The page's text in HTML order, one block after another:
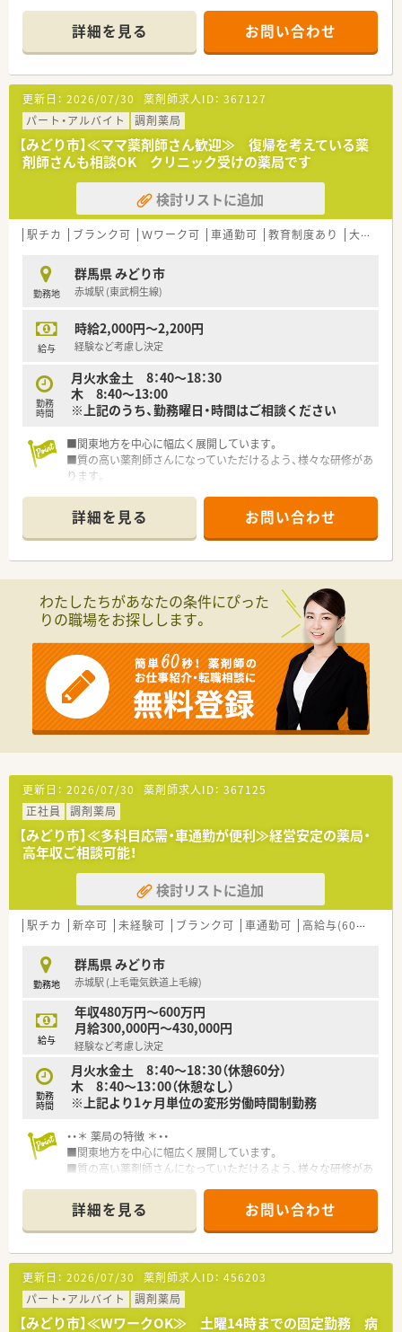
■栃木県を中心に展開し、今後も店舗拡大計画があります。
■借り上げ社宅制度・住宅手当等福利厚生が充実しており、社員
を大切にしている企業です。
■地域密着型の調剤薬局として地域活動やイベント開催に力を
入れています。
■新卒の受け入れも積極的にしており、社内の風通しもよく働き
やすい社風です。
■働き方に制限のある薬剤師さん向けに準社員制度もあります
ので、気になる方はお気軽にお問合せ下さい！
詳細を見る お問い合わせ
更新日： 2026/07/30 薬剤師求人ID： 367127
パート・アルバイト
調剤薬局
【みどり市】≪ママ薬剤師さん歓迎≫ 復帰を考えている薬
剤師さんも相談OK クリニック受けの薬局です
検討リストに追加
駅チカ ブランク可 Ｗワーク可 車通勤可 教育制度あり 大手チェーン以外
勤務地
群馬県 みどり市
赤城駅 (東武桐生線)
給与
時給2,000円～2,200円
経験など考慮し決定
勤務
時間
月火水金土 8：40～18：30
木 8:40～13:00
※上記のうち、勤務曜日・時間はご相談ください
■関東地方を中心に幅広く展開しています。
■質の高い薬剤師さんになっていただけるよう、様々な研修があ
ります。
詳細を見る お問い合わせ
わたしたちがあなたの条件にぴった
りの職場をお探しします。
更新日： 2026/07/30 薬剤師求人ID： 367125
正社員
調剤薬局
【みどり市】≪多科目応需・車通勤が便利≫経営安定の薬局・
高年収ご相談可能！
検討リストに追加
駅チカ 新卒可 未経験可 ブランク可 車通勤可 高給与(600万円以上)
勤務地
群馬県 みどり市
赤城駅 (上毛電気鉄道上毛線)
給与
年収480万円～600万円
月給300,000円～430,000円
経験など考慮し決定
勤務
時間
月火水金土 8：40～18：30（休憩60分）
木 8：40～13：00（休憩なし）
※上記より1ヶ月単位の変形労働時間制勤務
・・＊ 薬局の特徴 ＊・・
■関東地方を中心に幅広く展開しています。
■質の高い薬剤師さんになっていただけるよう、様々な研修があ
詳細を見る お問い合わせ
更新日： 2026/07/30 薬剤師求人ID： 456203
パート・アルバイト
調剤薬局
【みどり市】≪WワークOK≫ 土曜14時までの固定勤務 病